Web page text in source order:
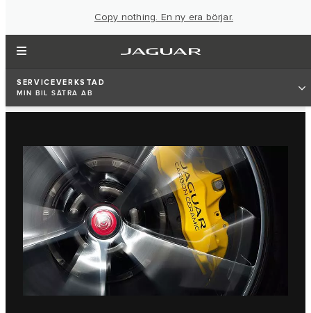
Copy nothing. En ny era börjar.
SERVICEVERKSTAD
MIN BIL SÄTRA AB